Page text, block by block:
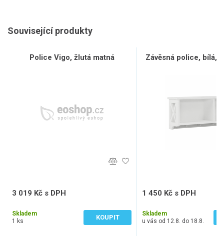
Související produkty
Police Vigo, žlutá matná
3 019 Kč s DPH
Skladem
1 ks
KOUPIT
Závěsná police, bílá,
1 450 Kč s DPH
Skladem
u vás od 12.8. do 18.8.